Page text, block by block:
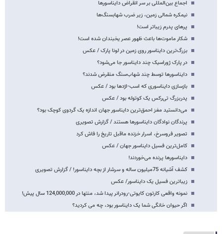
اجماع بین‌المللی بر سر انقراض دایناسورها
نیمکره شمالی زمین، زیر ضرب شهابسنگ‌ها
پرهای پدرم زیباتر است!
شکار ماموت‌ها باعث ظهور عصر یخبندان شده ‌است!
بزرگ‌ترین دایناسور روی زمین در لونا پارک / عکس
در پارک ژوراسیک چند دایناسور جا می‌شود؟
دایناسورها توسط چند شهاب‌سنگ منقرض شدند؟
بازسازی دایناسوری که اسب-اژدها بود / عکس
پدربزرگ تی‌رکس یک کوتوله بود / عکس
می‌دانستید مغز احمق‌ترین دایناسور جهان اندازه یک گردوی کوچک بود؟
پرندگان نوادگان دایناسورها هستند / گزارش تصویری
تصویر فروسرخ، اسرار خزنده ماقبل تاریخ را فاش کرد
کامل‌ترین فسیل دایناسور جهان / عکس
دایناسورها پرنده می‌خوردند!
کشف آشیانه 75میلیون ساله و سرشار از بچه دایناسور! / گزارش تصویری
زیباترین فسیل یک دایناسور/ عکس
نمونه واقعی کارتون کایوتی-رودرانر پیدا شد، منتها در 124,000,000 سال پیش!
اگر حیوان خانگی شما یک دایناسور بود، چه می کردید؟